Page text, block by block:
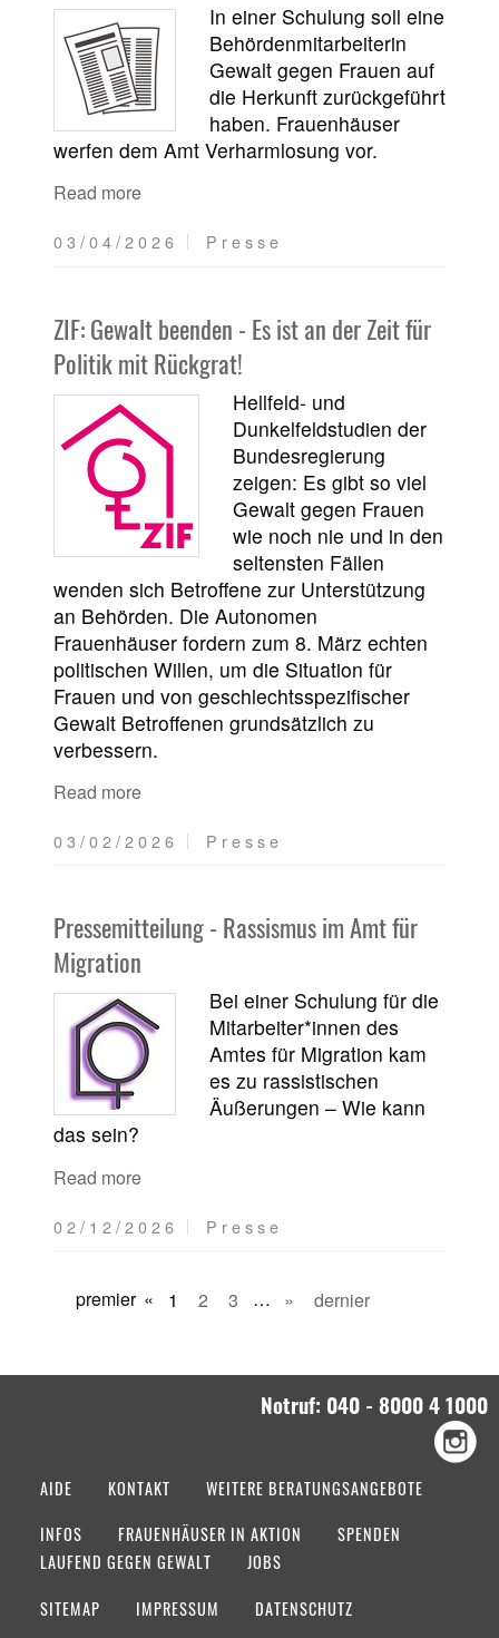
In einer Schulung soll eine
Behördenmitarbeiterin
Gewalt gegen Frauen auf
die Herkunft zurückgeführt
haben. Frauenhäuser
werfen dem Amt Verharmlosung vor.
Read more
03/04/2026 Presse
ZIF: Gewalt beenden - Es ist an der Zeit für
Politik mit Rückgrat!
Hellfeld- und
Dunkelfeldstudien der
Bundesregierung
zeigen: Es gibt so viel
Gewalt gegen Frauen
wie noch nie und in den
seltensten Fällen
wenden sich Betroffene zur Unterstützung
an Behörden. Die Autonomen
Frauenhäuser fordern zum 8. März echten
politischen Willen, um die Situation für
Frauen und von geschlechtsspezifischer
Gewalt Betroffenen grundsätzlich zu
verbessern.
Read more
03/02/2026 Presse
Pressemitteilung - Rassismus im Amt für
Migration
Bei einer Schulung für die
Mitarbeiter*innen des
Amtes für Migration kam
es zu rassistischen
Äußerungen – Wie kann
das sein?
Read more
02/12/2026 Presse
premier « 1 2 3 … » dernier
Notruf: 040 - 8000 4 1000
AIDE KONTAKT
WEITERE BERATUNGSANGEBOTE
INFOS
FRAUENHÄUSER IN AKTION
SPENDEN
LAUFEND GEGEN GEWALT
JOBS
SITEMAP
IMPRESSUM DATENSCHUTZ